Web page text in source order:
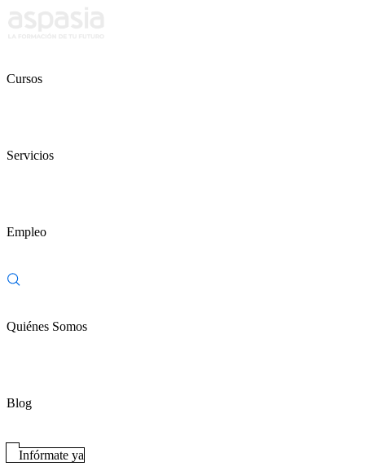
Cursos
Servicios
Empleo
Quiénes Somos
Blog
Infórmate ya